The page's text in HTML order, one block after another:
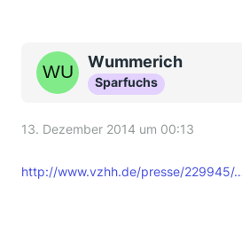
Wummerich
Sparfuchs
13. Dezember 2014 um 00:13
http://www.vzhh.de/presse/229945/